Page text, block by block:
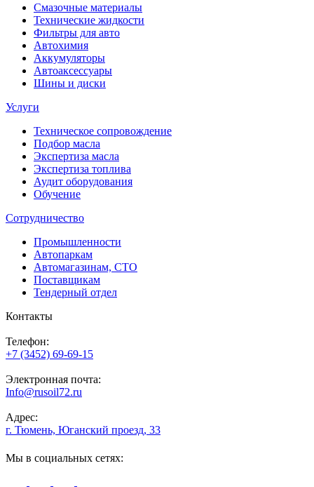
Смазочные материалы
Технические жидкости
Фильтры для авто
Автохимия
Аккумуляторы
Автоаксессуары
Шины и диски
Услуги
Техническое сопровождение
Подбор масла
Экспертиза масла
Экспертиза топлива
Аудит оборудования
Обучение
Сотрудничество
Промышленности
Автопаркам
Автомагазинам, СТО
Поставщикам
Тендерный отдел
Контакты
Телефон:
+7 (3452) 69-69-15
Электронная почта:
Info@rusoil72.ru
Адрес:
г. Тюмень, Юганский проезд, 33
Мы в социальных сетях: